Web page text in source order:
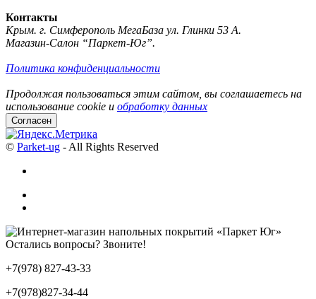
Контакты
Крым. г. Симферополь МегаБаза ул. Глинки 53 А.
Магазин-Салон “Паркет-Юг”.
Политика конфиденциальности
Продолжая пользоваться этим сайтом, вы соглашаетесь на
использование cookie и обработку данных
Согласен
© Parket-ug - All Rights Reserved
Остались вопросы? Звоните!
+7(978) 827-43-33
+7(978)827-34-44